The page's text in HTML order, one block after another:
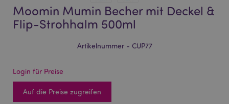
Moomin Mumin Becher mit Deckel &
Flip-Strohhalm 500ml
Artikelnummer - CUP77
Login für Preise
Auf die Preise zugreifen